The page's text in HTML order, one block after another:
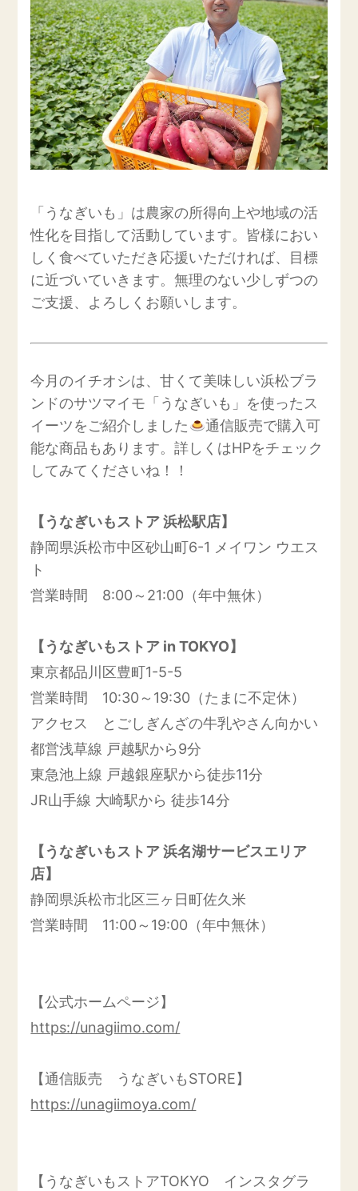
「うなぎいも」は農家の所得向上や地域の活
性化を目指して活動しています。皆様におい
しく食べていただき応援いただければ、目標
に近づいていきます。無理のない少しずつの
ご支援、よろしくお願いします。
今月のイチオシは、甘くて美味しい浜松ブラ
ンドのサツマイモ「うなぎいも」を使ったス
イーツをご紹介しました
通信販売で購入可
能な商品もあります。詳しくはHPをチェック
してみてくださいね！！
【うなぎいもストア 浜松駅店】
静岡県浜松市中区砂山町6-1 メイワン ウエス
ト
営業時間 8:00～21:00（年中無休）
【うなぎいもストア in TOKYO】
東京都品川区豊町1-5-5
営業時間 10:30～19:30（たまに不定休）
アクセス とごしぎんざの牛乳やさん向かい
都営浅草線 戸越駅から9分
東急池上線 戸越銀座駅から徒歩11分
JR山手線 大崎駅から 徒歩14分
【うなぎいもストア 浜名湖サービスエリア
店】
静岡県浜松市北区三ヶ日町佐久米
営業時間 11:00～19:00（年中無休）
【公式ホームページ】
https://unagiimo.com/
【通信販売 うなぎいもSTORE】
https://unagiimoya.com/
【うなぎいもストアTOKYO インスタグラ